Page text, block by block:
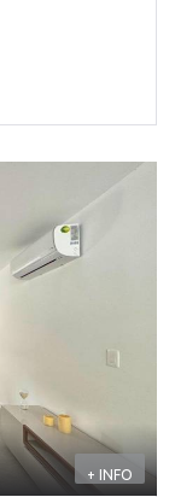
+ INFO